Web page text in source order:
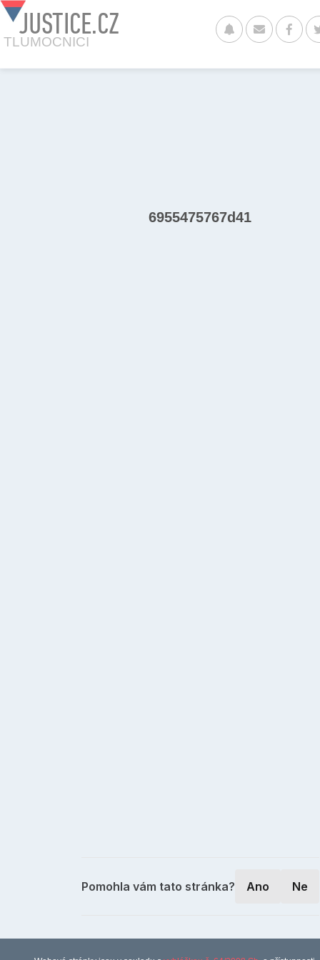
JUSTICE.CZ
TLUMOCNICI
6955475767d41
Pomohla vám tato stránka? Ano Ne